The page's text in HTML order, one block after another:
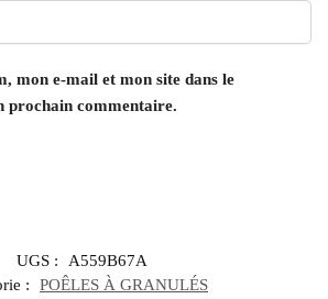
mon e-mail et mon site dans le
prochain commentaire.
UGS :
A559B67A
:
POÊLES À GRANULÉS